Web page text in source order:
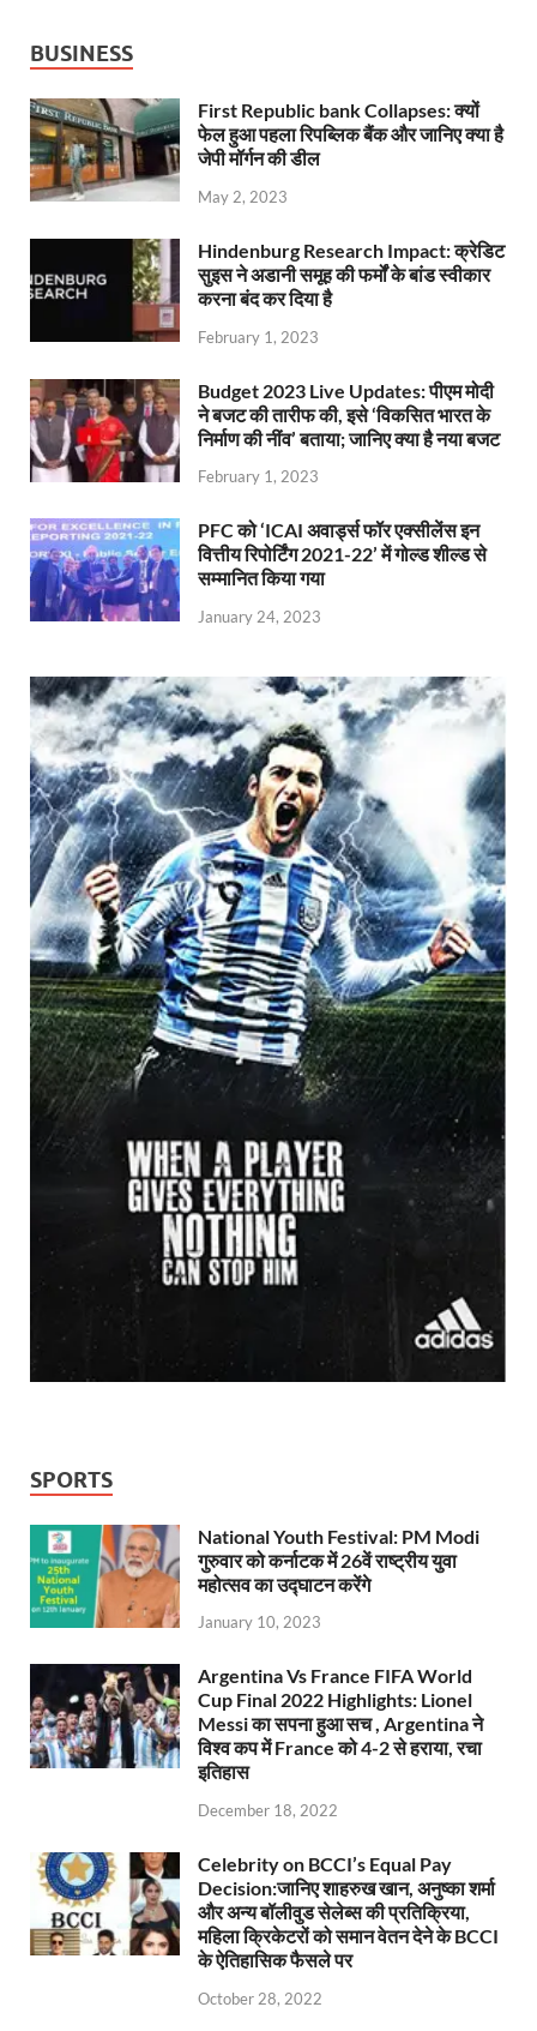
BUSINESS
First Republic bank Collapses: क्यों
फेल हुआ पहला रिपब्लिक बैंक और जानिए क्या है
जेपी मॉर्गन की डील
May 2, 2023
Hindenburg Research Impact: क्रेडिट
सुइस ने अडानी समूह की फर्मों के बांड स्वीकार
करना बंद कर दिया है
February 1, 2023
Budget 2023 Live Updates: पीएम मोदी
ने बजट की तारीफ की, इसे ‘विकसित भारत के
निर्माण की नींव’ बताया; जानिए क्या है नया बजट
February 1, 2023
PFC को ‘ICAI अवार्ड्स फॉर एक्सीलेंस इन
वित्तीय रिपोर्टिंग 2021-22’ में गोल्ड शील्ड से
सम्मानित किया गया
January 24, 2023
SPORTS
National Youth Festival: PM Modi
गुरुवार को कर्नाटक में 26वें राष्ट्रीय युवा
महोत्सव का उद्घाटन करेंगे
January 10, 2023
Argentina Vs France FIFA World
Cup Final 2022 Highlights: Lionel
Messi का सपना हुआ सच , Argentina ने
विश्व कप में France को 4-2 से हराया, रचा
इतिहास
December 18, 2022
Celebrity on BCCI’s Equal Pay
Decision:जानिए शाहरुख खान, अनुष्का शर्मा
और अन्य बॉलीवुड सेलेब्स की प्रतिक्रिया,
महिला क्रिकेटरों को समान वेतन देने के BCCI
के ऐतिहासिक फैसले पर
October 28, 2022